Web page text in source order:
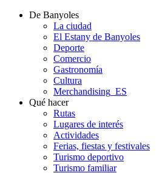
De Banyoles
La ciudad
El Estany de Banyoles
Deporte
Comercio
Gastronomía
Cultura
Merchandising_ES
Qué hacer
Rutas
Lugares de interés
Actividades
Ferias, fiestas y festivales
Turismo deportivo
Turismo familiar